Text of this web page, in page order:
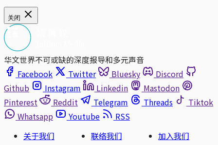
关闭
华文世界不可或缺的深度报导和多元声音
Facebook
Twitter Bluesky
Discord
Github
Instagram Linkedin
Mastodon
Pinterest
Reddit Telegram Threads
Tiktok
Whatsapp
Youtube
RSS
关于我们
联络我们
加入我们